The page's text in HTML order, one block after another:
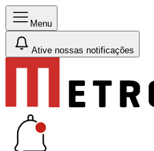
Menu
Ative nossas notificações